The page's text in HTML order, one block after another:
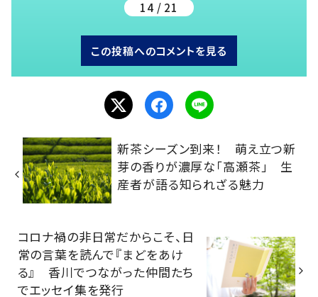
14 / 21
この投稿へのコメントを見る
新茶シーズン到来！ 萌え立つ新
芽の香りが濃厚な「高瀬茶」 生
産者が語る知られざる魅力
コロナ禍の非日常だからこそ、日
常の言葉を読んで『まどをあけ
る』 香川でつながった仲間たち
でエッセイ集を発行